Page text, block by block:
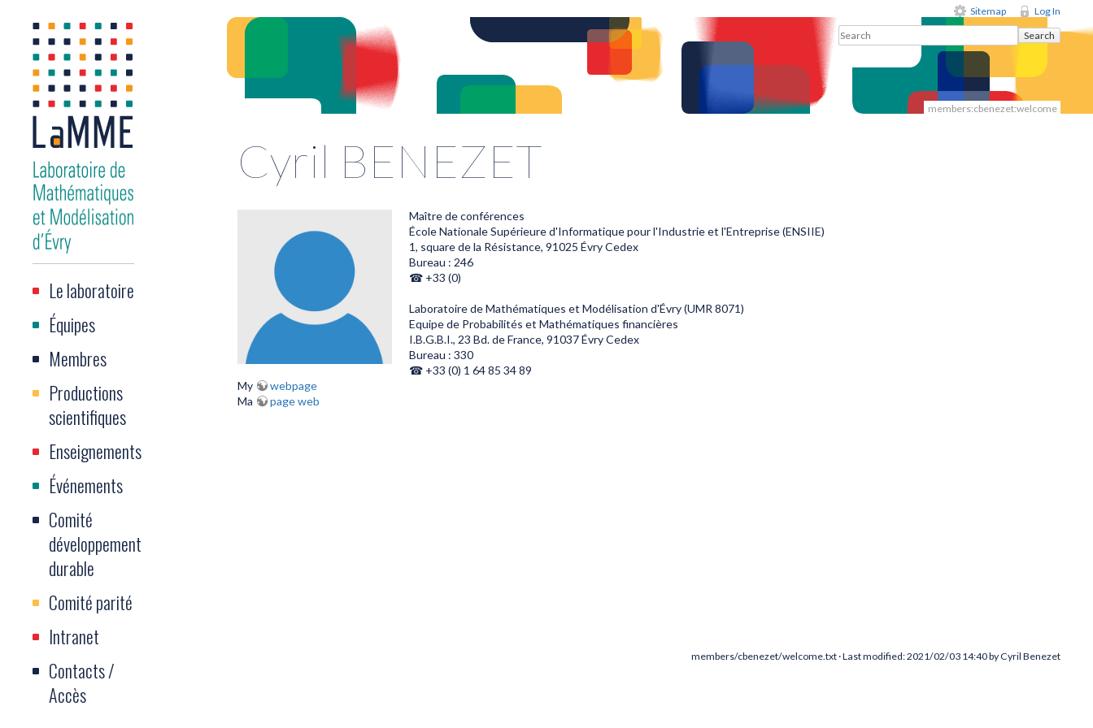
Sitemap Log In
Search
Le laboratoire
Équipes
Membres
Productions
scientifiques
Enseignements
Événements
Comité
développement
durable
Comité parité
Intranet
Contacts /
Accès
members:cbenezet:welcome
Cyril BENEZET
Maître de conférences
École Nationale Supérieure d'Informatique pour l'Industrie et l'Entreprise (ENSIIE)
1, square de la Résistance, 91025 Évry Cedex
Bureau : 246
☎ +33 (0)
Laboratoire de Mathématiques et Modélisation d'Évry (UMR 8071)
Equipe de Probabilités et Mathématiques financières
I.B.G.B.I., 23 Bd. de France, 91037 Évry Cedex
Bureau : 330
☎ +33 (0) 1 64 85 34 89
My
webpage
Ma
page web
members/cbenezet/welcome.txt· Last modified: 2021/02/03 14:40 byCyril Benezet